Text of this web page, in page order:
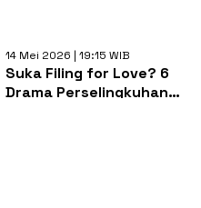
14 Mei 2026 | 19:15 WIB
Suka Filing for Love? 6
Drama Perselingkuhan